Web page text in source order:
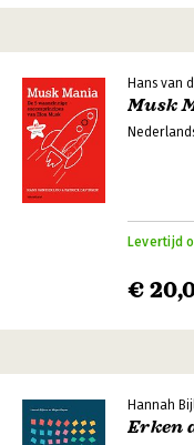
Hans van
Musk
Levertijd
€
Hannah
Erken